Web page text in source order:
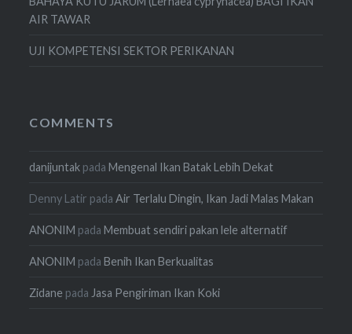
AIR TAWAR
UJI KOMPETENSI SEKTOR PERIKANAN
COMMENTS
danijuntak padaMengenal Ikan Batak Lebih Dekat
Denny Latir padaAir Terlalu Dingin, Ikan Jadi Malas Makan
ANONIM padaMembuat sendiri pakan lele alternatif
ANONIM padaBenih Ikan Berkualitas
Zidane padaJasa Pengiriman Ikan Koki